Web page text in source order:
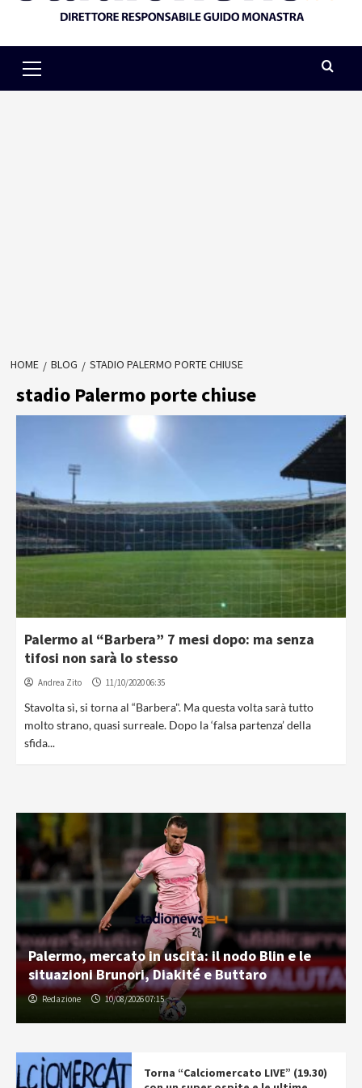
Menu
HOME BLOG STADIO PALERMO PORTE CHIUSE
stadio Palermo porte chiuse
Palermo al “Barbera” 7 mesi dopo: ma senza
tifosi non sarà lo stesso
Andrea Zito 11/10/2020 06:35
Stavolta sì, si torna al “Barbera". Ma questa volta sarà tutto
molto strano, quasi surreale. Dopo la ‘falsa partenza’ della
sfida...
Palermo, mercato in uscita: il nodo Blin e le
situazioni Brunori, Diakité e Buttaro
Redazione 10/08/2026 07:15
Torna “Calciomercato LIVE” (19.30)